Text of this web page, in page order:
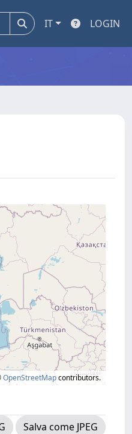
IT LOGIN
OpenStreetMapcontributors.
Salva come JPEG